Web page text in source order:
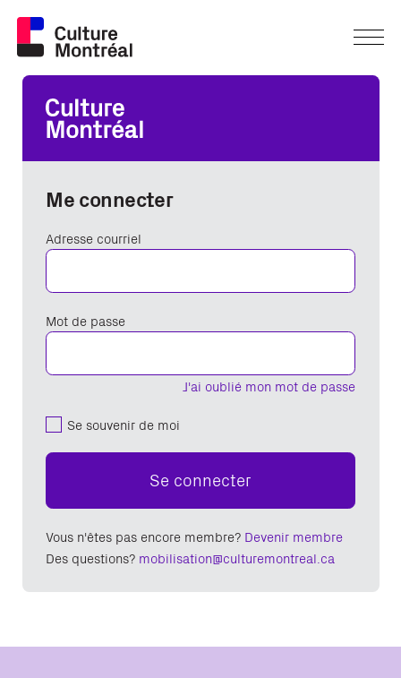
Me connecter
Adresse courriel
J'ai oublié mon mot de passe
Mot de passe
Se souvenir de moi
Se connecter
Vous n'êtes pas encore membre? Devenir membre
Des questions? mobilisation@culturemontreal.ca